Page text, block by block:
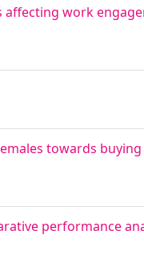
work
towards
performance